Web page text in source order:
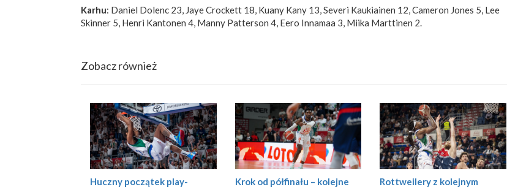
Karhu: Daniel Dolenc 23, Jaye Crockett 18, Kuany Kany 13, Severi Kaukiainen 12, Cameron Jones 5, Lee
Skinner 5, Henri Kantonen 4, Manny Patterson 4, Eero Innamaa 3, Miika Marttinen 2.
Zobacz również
Huczny początek play-
Krok od półfinału – kolejne
Rottweilery z kolejnym